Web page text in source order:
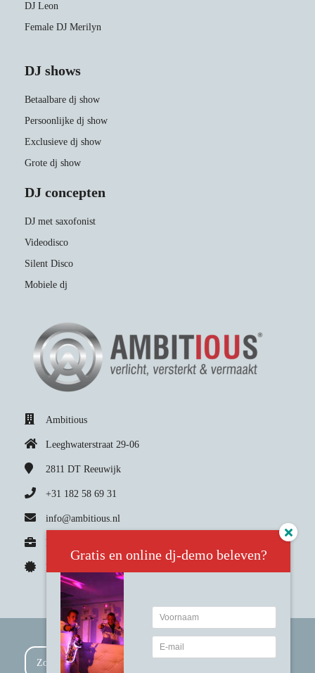
DJ Leon
Female DJ Merilyn
DJ shows
Betaalbare dj show
Persoonlijke dj show
Exclusieve dj show
Grote dj show
DJ concepten
DJ met saxofonist
Videodisco
Silent Disco
Mobiele dj
Ambitious
Leeghwaterstraat 29-06
2811 DT Reeuwijk
+31 182 58 69 31
info@ambitious.nl
KvK nummer: 24.26.73.45
BTW nummer: NL8080.02.338.B01
Gratis en online dj-demo beleven?